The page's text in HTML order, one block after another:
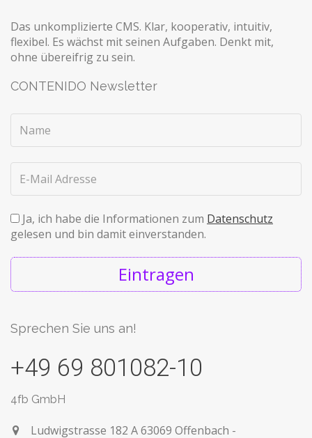
Das unkomplizierte CMS. Klar, kooperativ, intuitiv,
flexibel. Es wächst mit seinen Aufgaben. Denkt mit,
ohne übereifrig zu sein.
CONTENIDO Newsletter
Ja, ich habe die Informationen zum Datenschutz
gelesen und bin damit einverstanden.
Eintragen
Sprechen Sie uns an!
+49 69 801082-10
4fb GmbH
Ludwigstrasse 182 A63069 Offenbach -